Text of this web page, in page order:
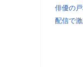
俳優の
配信で